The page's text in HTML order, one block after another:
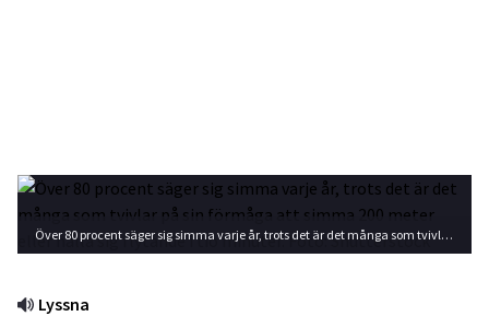
Över 80 procent säger sig simma varje år, trots det är det många som tvivlar på sin förmåga att simma 200 meter eller hålla sig flytande i tio minuter. Foto: Shutterstock
Lyssna